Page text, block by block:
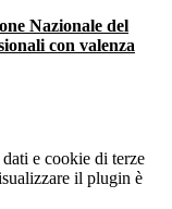
Nazionale del
con valenza
e cookie di terze
il plugin è